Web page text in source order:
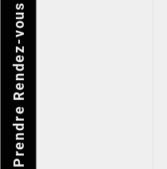
Prendre Rendez-vous